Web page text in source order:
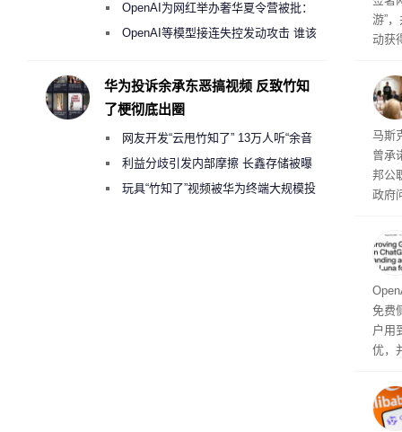
游”
动获
育
行动
果
马斯
曾承
邦公
政府
称
也无
免费
户用
优，
本
钮用
《人工智能法案》全新执法权限审查
OpenAI为网红举办奢华夏令营被批：
2000美元一晚 遭讽“反乌托邦”
OpenAI等模型接连失控发动攻击 谁该
华为投诉余承东恶搞视频 反致竹知
了梗彻底出圈
网友开发“云甩竹知了” 13万人听“余音
绕梁”利益分歧引发内部摩擦 长鑫存储被曝
曾将华为驻场工程师驱逐出研发基地
玩具“竹知了”视频被华为终端大规模投